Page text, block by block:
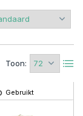
Toon:
Gebruikt